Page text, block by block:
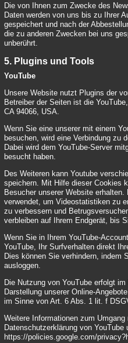
Die von Ihnen zum Zwecke des
Daten werden von uns bis zu Ihrer
gespeichert und nach der
die zu anderen Zwecken bei uns
unberührt.
5. Plugins und Tools
YouTube
Unsere Website nutzt Plugins der
Betreiber der Seiten ist die
CA 94066, USA.
Wenn Sie eine unserer mit einem
besuchen, wird eine Verbindung zu
Dabei wird dem YouTube-Server
besucht haben.
Des Weiteren kann Youtube
speichern. Mit Hilfe dieser Cookies
Besucher unserer Website erhalten.
verwendet, um Videostatistiken zu
zu verbessern und
verbleiben auf Ihrem Endgerät, bis
Wenn Sie in Ihrem YouTube-
YouTube, Ihr Surfverhalten direkt
Dies können Sie verhindern, indem
ausloggen.
Die Nutzung von YouTube erfolgt
Darstellung unserer Online-
im Sinne von Art. 6 Abs. 1 lit. f
Weitere Informationen zum
Datenschutzerklärung von YouTube
https://policies.google.com/